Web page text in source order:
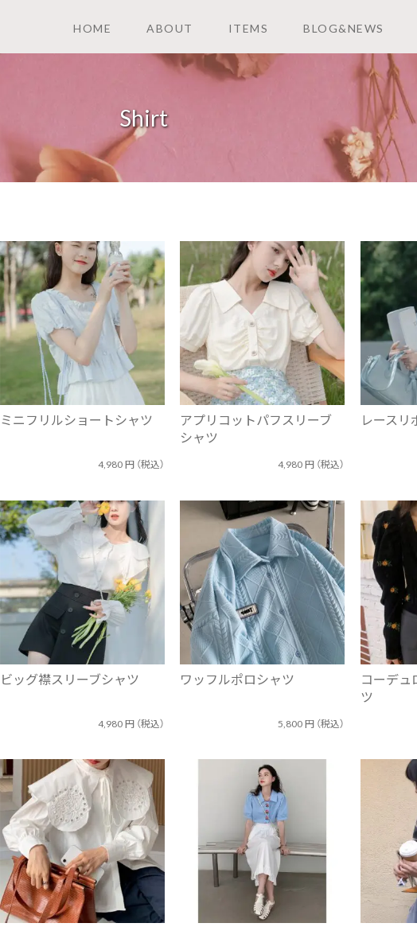
HOME ABOUT ITEMS BLOG&NEWS
Shirt
ミニフリルショートシャツ
4,980円 （税込）
アプリコットパフスリーブ
シャツ
4,980円 （税込）
レースリ
ビッグ襟スリーブシャツ
4,980円 （税込）
ワッフルポロシャツ
5,800円 （税込）
コーデュ
ツ